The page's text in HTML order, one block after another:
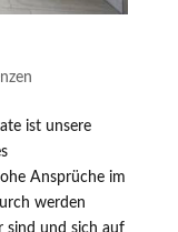
ist unsere
Ansprüche im
werden
sind und sich auf